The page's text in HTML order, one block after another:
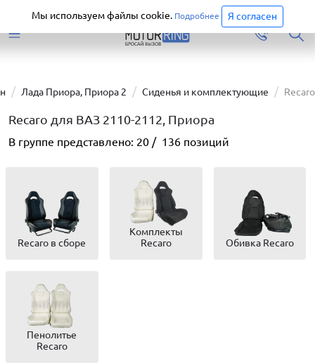
Перейти
Лада Приора, Приора 2 Сиденья и комплектующие Recaro
Recaro для ВАЗ 2110-2112, Приора
В группе представлено: 20 / 136 позиций
Recaro в сборе
Комплекты
Recaro
Обивка Recaro
Пенолитье
Recaro
Мы используем файлы cookie. Подробнее Я согласен